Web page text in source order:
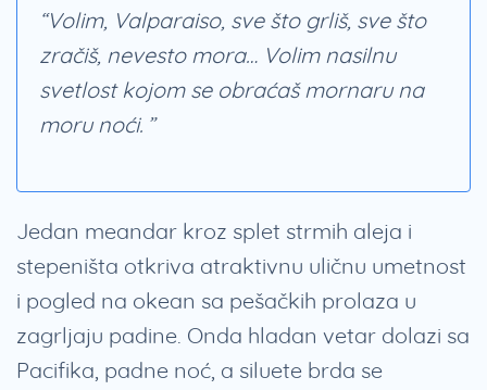
“Volim, Valparaiso, sve što grliš, sve što
zračiš, nevesto mora… Volim nasilnu
svetlost kojom se obraćaš mornaru na
moru noći.”
Jedan meandar kroz splet strmih aleja i
stepeništa otkriva atraktivnu uličnu umetnost
i pogled na okean sa pešačkih prolaza u
zagrljaju padine. Onda hladan vetar dolazi sa
Pacifika, padne noć, a siluete brda se